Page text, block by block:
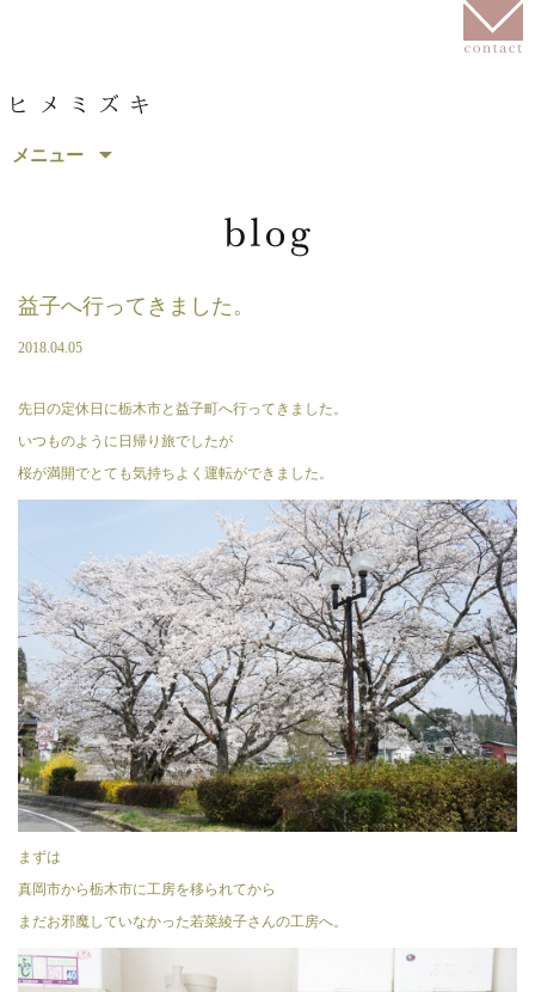
メニュー
ン
動
益子へ行ってきました。
2018.04.05
先日の定休日に栃木市と益子町へ行ってきました。
いつものように日帰り旅でしたが
桜が満開でとても気持ちよく運転ができました。
まずは
真岡市から栃木市に工房を移られてから
まだお邪魔していなかった若菜綾子さんの工房へ。